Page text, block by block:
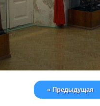
« Предыдущая